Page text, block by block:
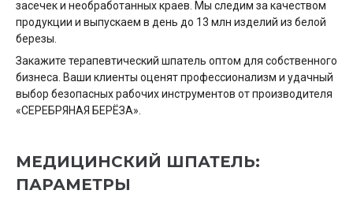
засечек и необработанных краев. Мы следим за качеством
продукции и выпускаем в день до 13 млн изделий из белой
березы.
Закажите терапевтический шпатель оптом для собственного
бизнеса. Ваши клиенты оценят профессионализм и удачный
выбор безопасных рабочих инструментов от производителя
«СЕРЕБРЯНАЯ БЕРЁЗА».
МЕДИЦИНСКИЙ ШПАТЕЛЬ:
ПАРАМЕТРЫ